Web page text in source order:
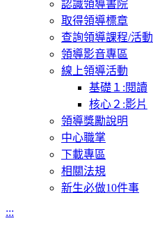
認識領導書院
取得領導標章
查詢領導課程/活動
領導影音專區
線上領導活動
基礎１:閱讀
核心２:影片
領導獎勵說明
中心職掌
下載專區
相關法規
新生必做10件事
:::